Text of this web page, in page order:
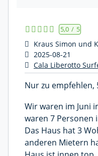
5,0 / 5
Kraus Simon und
2025-08-21
Cala Liberotto
Nur zu empfehlen,
Wir waren im Juni
waren 7 Personen
Das Haus hat 3
anderen Mietern